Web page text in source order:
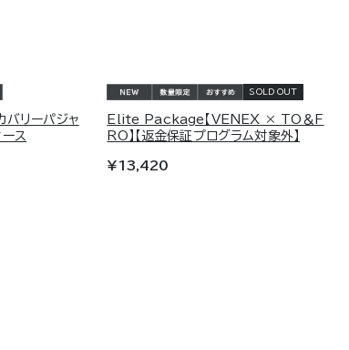
バリーパジャ
ス
SOLD OUT
Elite Package【VENEX × TO＆F
RO】【返金保証プログラム対象外】
¥13,420